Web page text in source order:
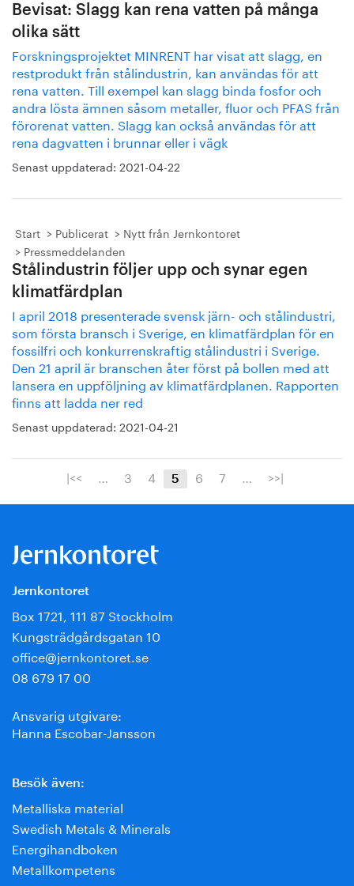
Bevisat: Slagg kan rena vatten på många
olika sätt
Forskningsprojektet MINRENT har visat att slagg, en
restprodukt från stålindustrin, kan användas för att
rena vatten. Till exempel kan slagg binda fosfor och
andra lösta ämnen såsom metaller, fluor och PFAS från
förorenat vatten. Slagg kan också användas för att
rena dagvatten i brunnar eller i vägk
Senast uppdaterad: 2021-04-22
Start Publicerat
Nytt från Jernkontoret
Pressmeddelanden
Stålindustrin följer upp och synar egen
klimatfärdplan
I april 2018 presenterade svensk järn- och stålindustri,
som första bransch i Sverige, en klimatfärdplan för en
fossilfri och konkurrenskraftig stålindustri i Sverige.
Den 21 april är branschen åter först på bollen med att
lansera en uppföljning av klimatfärdplanen. Rapporten
finns att ladda ner red
Senast uppdaterad: 2021-04-21
|<< … 3 4 5 6 7 … >>|
Jernkontoret
Box 1721, 111 87 Stockholm
Kungsträdgårdsgatan 10
office@jernkontoret.se
08 679 17 00
Ansvarig utgivare:
Hanna Escobar-Jansson
Besök även:
Metalliska material
Swedish Metals & Minerals
Energihandboken
Metallkompetens